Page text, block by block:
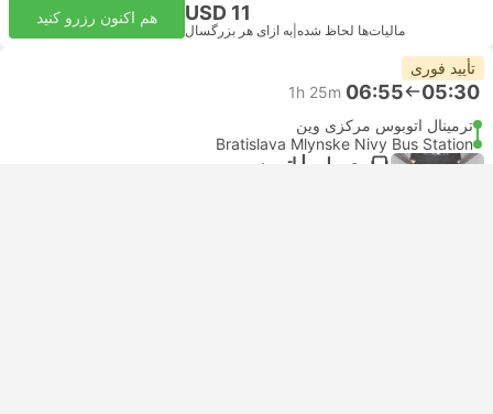
USD 11
مالیات‌ها لحاظ شده به ازای هر بزرگسال
هم اکنون رزرو کنید
تأیید فوری
05:30
06:55
1h 25m
ترمینال اتوبوس مرکزی وین
Bratislava Mlynske Nivy Bus Station
معمولی | اتوبوس